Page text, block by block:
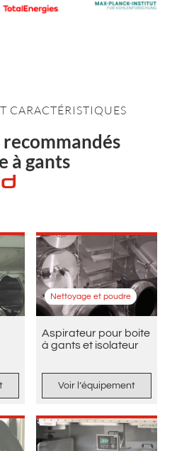
CARACTÉRISTIQUES
à gants
Nettoyage et poudre
Aspirateur pour boite
à gants et isolateur
Voir l’équipement